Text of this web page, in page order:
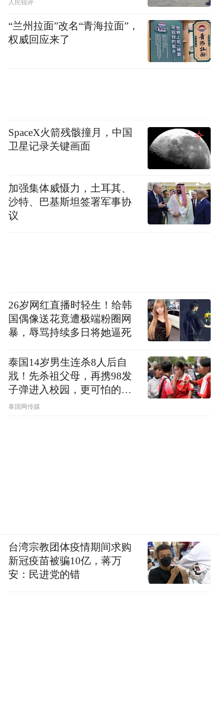
人民锐评
“兰州拉面”改名“青海拉面”，
权威回应来了
SpaceX火箭残骸撞月，中国
卫星记录关键画面
加强集体威慑力，土耳其、
沙特、巴基斯坦签署军事协
议
26岁网红直播时轻生！给韩
国偶像送花竟遭极端粉圈网
暴，辱骂持续多日将她逼死
泰国14岁男生连杀8人后自
戕！先杀祖父母，再携98发
子弹进入校园，更可怕的细
节公布了
泰国网传媒
台湾宗教团体疫情期间求购
新冠疫苗被骗10亿，蒋万
安：民进党的错